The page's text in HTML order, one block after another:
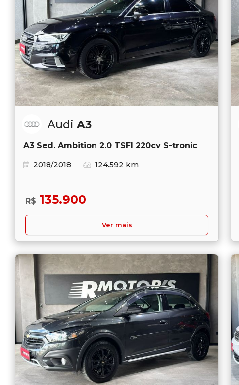
Audi A3
A3 Sed. Ambition 2.0 TSFI 220cv S-tronic
2018/2018
124.592 km
R$ 135.900
Ver mais